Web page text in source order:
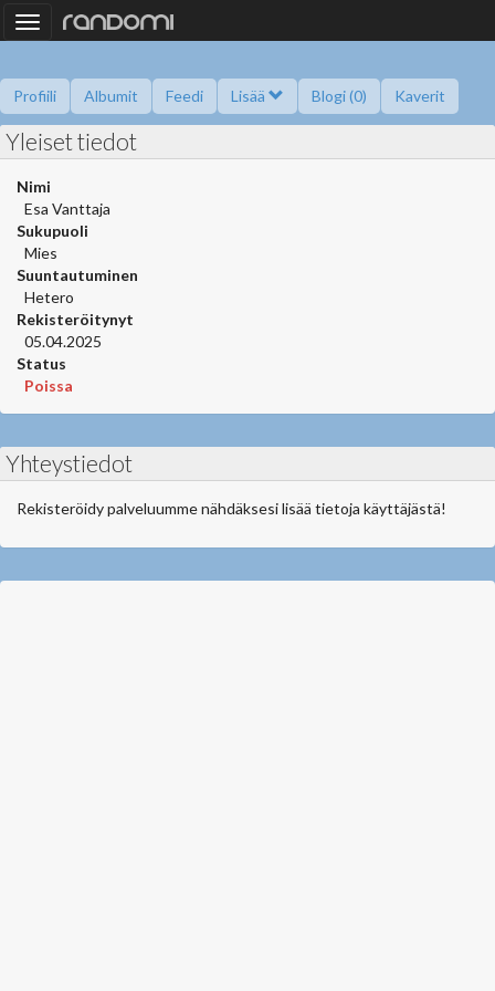
Toggle
navigation
Profiili Albumit Feedi Lisää Blogi (0) Kaverit
Kysy minulta Tietoa
Yleiset tiedot
Nimi
Esa Vanttaja
Sukupuoli
Mies
Suuntautuminen
Hetero
Rekisteröitynyt
05.04.2025
Status
Poissa
Yhteystiedot
Rekisteröidy palveluumme nähdäksesi lisää tietoja käyttäjästä!